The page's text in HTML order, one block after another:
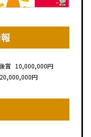
賞 10,000,000円
20,000,000円